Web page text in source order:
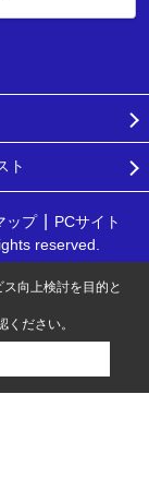
ト
ップ
PCサイト
reserved.
向上検討を目的と
ください。